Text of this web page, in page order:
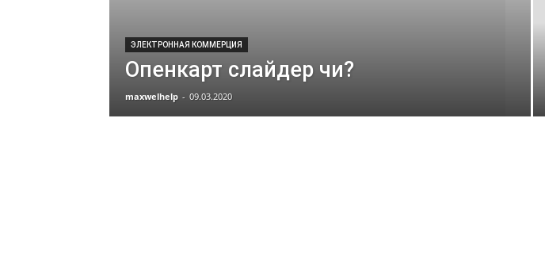
ЭЛЕКТРОННАЯ КОММЕРЦИЯ
Опенкарт слайдер чи?
maxwelhelp - 09.03.2020